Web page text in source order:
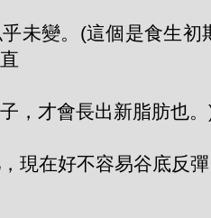
未變。(這個是食生初
，才會長出新脂肪也
現在好不容易谷底反